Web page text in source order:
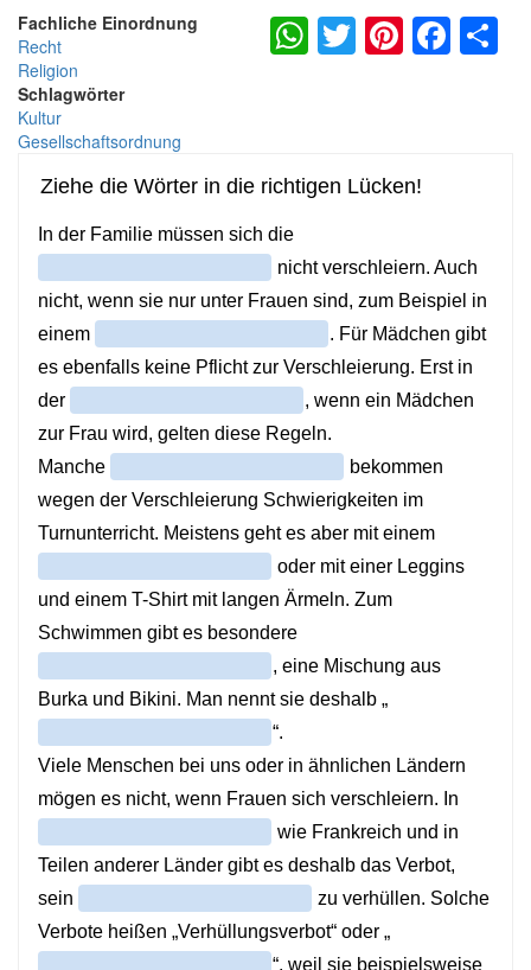
Fachliche Einordnung
Recht
Religion
Schlagwörter
Kultur
Gesellschaftsordnung
WhatsApp
Twitter